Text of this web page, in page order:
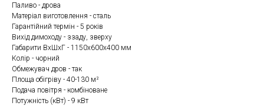
Паливо - дрова
Матеріал виготовлення - сталь
Гарантійний термін - 5 років
Вихід димоходу - ззаду, зверху
Габарити ВxШxГ - 1150х600х400 мм
Колір - чорний
Обмежувач дров - так
Площа обігріву - 40-130 м²
Подача повітря - комбіноване
Потужність (кВт) - 9 кВт